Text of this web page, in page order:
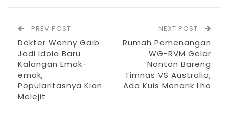
Langsung saja ke TCW Bintang Cafe di
Kelurahan Mongkonai, Kecamatan
Kotamobagu.
So yuk nikmati beragam makanan dan
minuman yang enak di TCW Bintang Cafe
PREV POST
Dokter Wenny Gaib
Jadi Idola Baru
Kalangan Emak-
emak,
Popularitasnya Kian
Melejit
NEXT POST
Rumah Pemenangan
WG-RVM Gelar
Nonton Bareng
Timnas VS Australia,
Ada Kuis Menarik Lho